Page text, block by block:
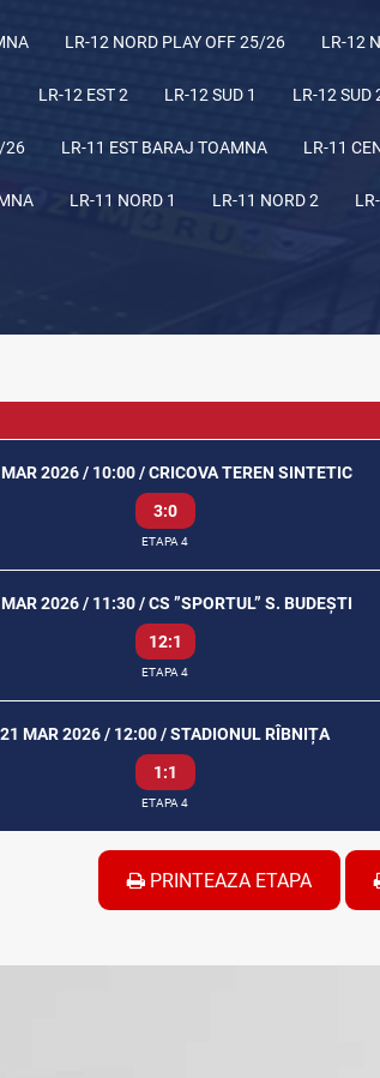
LR-12 NORD PLAY OFF 25/26 LR-12
LR-12 EST 2 LR-12 SUD 1 LR-12 SUD
26 LR-11 EST BARAJ TOAMNA LR-11
LR-11 NORD 1 LR-11 NORD 2
2026 / 10:00 / CRICOVA TEREN SINTETIC
3:0
ETAPA 4
2026 / 11:30 / CS ”SPORTUL” S. BUDEȘTI
12:1
ETAPA 4
21 MAR 2026 / 12:00 / STADIONUL RÎBNIȚA
1:1
ETAPA 4
PRINTEAZA ETAPA